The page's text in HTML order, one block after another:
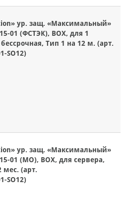
ур. защ. «Максимальный»
01 (ФСТЭК), BOX, для 1
Тип 1 на 12 м. (арт.
SO12)
ур. защ. «Максимальный»
01 (МО), BOX, для сервера,
мес. (арт.
SO12)